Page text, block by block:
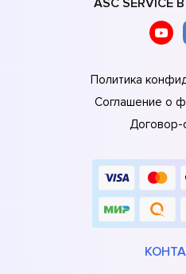
Политика
Соглашение о